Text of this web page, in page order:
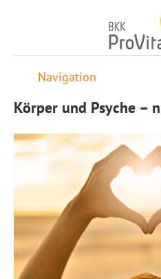
Navigation
STARTSEITE
SELBSTTEST
KÖRPER & PSYCHE
Körper und Psyche – nur
zusammen stark
Schutzfaktoren gegen
Die Kraft unserer Gedanken
Psychoneuroimmunologie
Körper und Psyche –